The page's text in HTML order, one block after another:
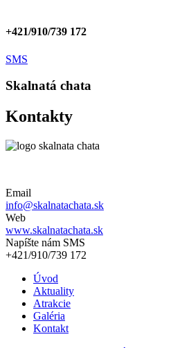
+421/910/739 172
SMS
Skalnatá chata
Kontakty
Email
info@skalnatachata.sk
Web
www.skalnatachata.sk
Napíšte nám SMS
+421/910/739 172
Úvod
Aktuality
Atrakcie
Galéria
Kontakt